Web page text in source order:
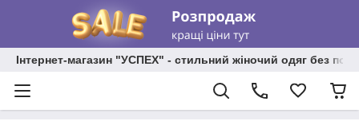
Інтернет-магазин "УСПЕХ" - стильний жіночий одяг без